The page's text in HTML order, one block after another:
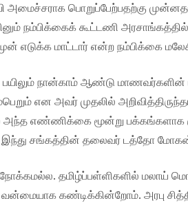
பொறுப்பேற்பதற்கு
நம்பிக்கைக் கூட்டணி
எடுக்க மாட்டார் என்ற நம்பிக்கை
நான்காம் ஆண்டு மாணவர்களின்
என அவர் முதலில்
அந்த எண்ணிக்கை மூன்று பக்கங்களாக
இந்து சங்கத்தின் தலைவர் டத்தோ
தமிழ்ப்பள்ளிகளில் மலாய் மொழி
கண்டிக்கின்றோம். அரபு